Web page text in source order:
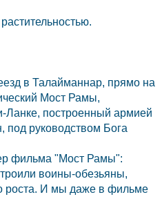
в Талайманнар, прямо на
Мост Рамы,
Ланке, построенный армией
под руководством Бога
фильма "Мост Рамы":
воины-обезьяны,
роста. И мы даже в фильме